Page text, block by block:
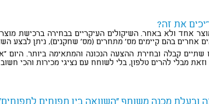
את זה?
אחד ולא באחר. השיקולים העיקריים בבחירה ברכישת מוצר
אחרים בהם קיימים מס' מתחרים (מס' שחקנים), ניתן לבצע
קבלה ובחירת ההצעה הנכונה והמתאימה ביותר. היום
מבלי להרים טלפון, בלי לשוחח עם נציגי מכירות והכי
ובעלת מכנה משותף "השוואה בין תפוחים